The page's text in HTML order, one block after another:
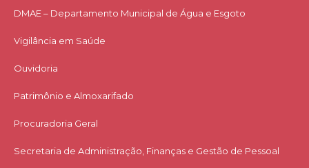
DMAE – Departamento Municipal de Água e Esgoto
Vigilância em Saúde
Ouvidoria
Patrimônio e Almoxarifado
Procuradoria Geral
Secretaria de Administração, Finanças e Gestão de Pessoal